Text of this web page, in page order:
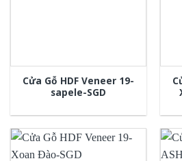
Cửa Gỗ HDF Veneer 19-
sapele-SGD